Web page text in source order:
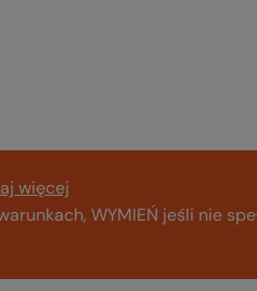
więcej
WYMIEŃ jeśli nie